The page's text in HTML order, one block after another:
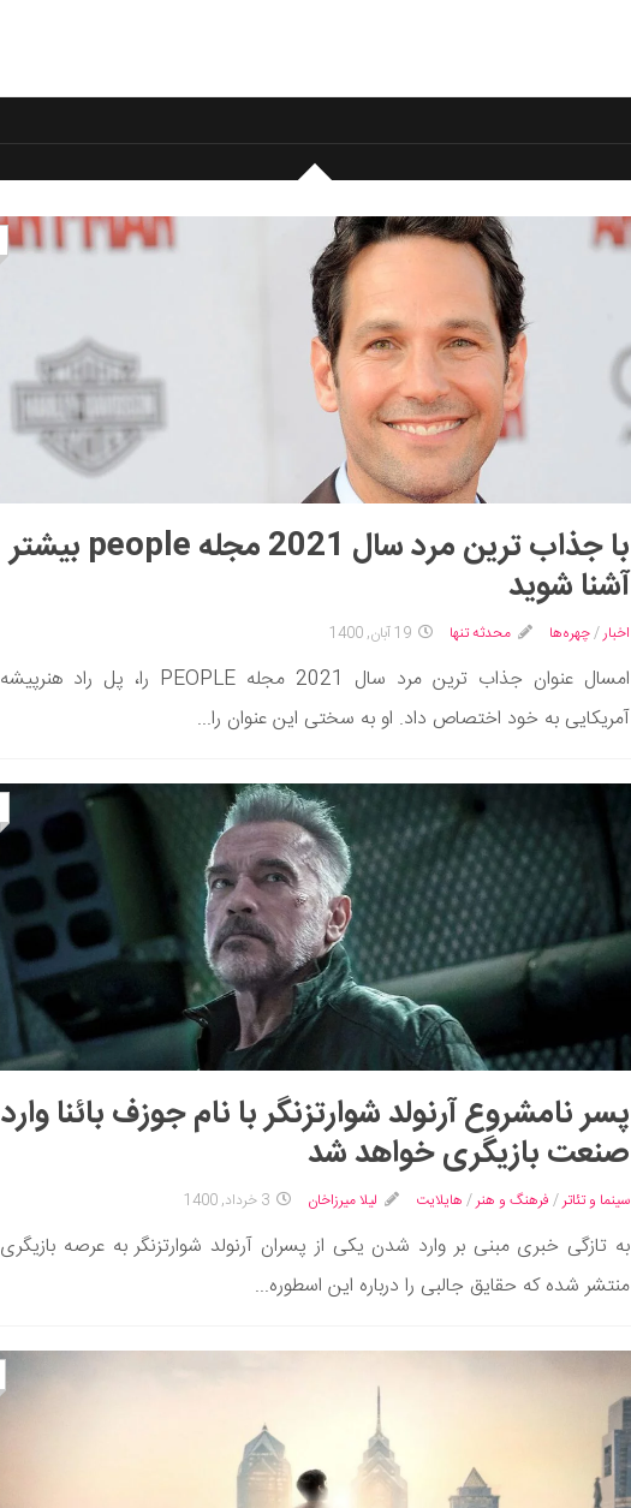
با جذاب ترین مرد سال 2021 مجله people بیشتر
آشنا شوید
اخبار/چهره‌ها محدثه تنها 19 آبان, 1400
امسال عنوان جذاب ترین مرد سال 2021 مجله PEOPLE را، پل راد هنرپیشه
آمریکایی به خود اختصاص داد. او به سختی این عنوان را...
پسر نامشروع آرنولد شوارتزنگر با نام جوزف بائنا وارد
صنعت بازیگری خواهد شد
سینما و تئاتر / فرهنگ و هنر / هایلایت لیلا میرزاخان 3 خرداد, 1400
به تازگی خبری مبنی بر وارد شدن یکی از پسران آرنولد شوارتزنگر به عرصه بازیگری
منتشر شده که حقایق جالبی را درباره این اسطوره...